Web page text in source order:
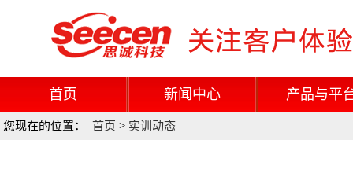
首页 新闻中心 产品与平
您现在的位置： 首页 > 实训动态